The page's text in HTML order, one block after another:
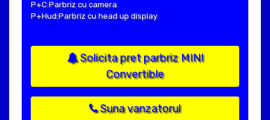
P+C:Parbriz cu camera
P+Hud:Parbriz cu head up display
Solicita pret parbriz MINI
Convertible
Suna vanzatorul